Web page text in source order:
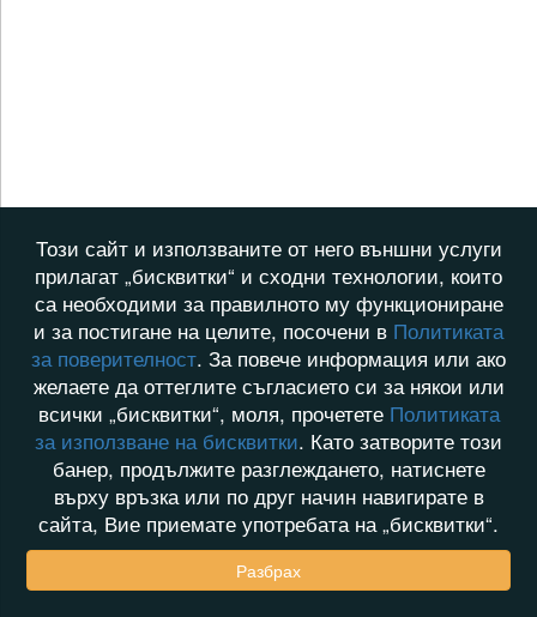
Този сайт и използваните от него външни услуги
прилагат „бисквитки“ и сходни технологии, които
са необходими за правилното му функциониране
и за постигане на целите, посочени в Политиката
за поверителност. За повече информация или ако
желаете да оттеглите съгласието си за някои или
всички „бисквитки“, моля, прочетете Политиката
за използване на бисквитки. Като затворите този
банер, продължите разглеждането, натиснете
върху връзка или по друг начин навигирате в
сайта, Вие приемате употребата на „бисквитки“.
Разбрах